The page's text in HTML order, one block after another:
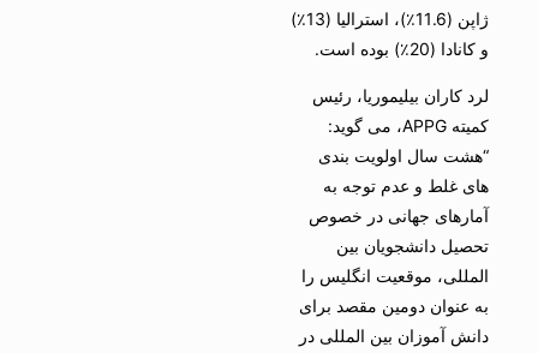
ژاپن (11.6٪)، استرالیا (13٪)
و کانادا (20٪) بوده است.
لرد کاران بیلیموریا، رئیس
کمیته APPG، می گوید:
“هشت سال اولویت بندی
های غلط و عدم توجه به
آمارهای جهانی در خصوص
تحصیل دانشجویان بین
المللی، موقعیت انگلیس را
به عنوان دومین مقصد برای
دانش آموزان بین المللی در